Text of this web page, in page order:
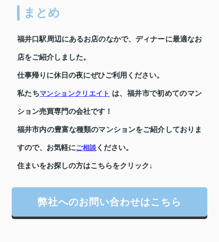
まとめ
福井口駅周辺にあるお店のなかで、ディナーに最適なお
店をご紹介しました。
仕事帰りに休日の夜にぜひご利用ください。
私たちマンションクリエイト は、福井市で初めてのマン
ション売買専門の会社です！
福井市内の豊富な種類のマンションをご紹介しておりま
すので、お気軽にご相談 ください。
住まいをお探しの方はこちらをクリック↓
弊社へのお問い合わせはこちら